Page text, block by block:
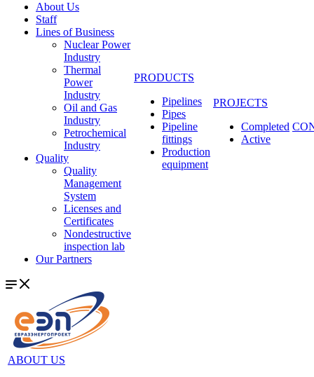
About Us
Staff
Lines of Business
Nuclear Power
Industry
Thermal
Power
Industry
Oil and Gas
Industry
Petrochemical
Industry
Quality
Quality
Management
System
Licenses and
Certificates
Nondestructive
inspection lab
Our Partners
PRODUCTS
Pipelines
Pipes
Pipeline
fittings
Production
equipment
PROJECTS
Completed
Active
ABOUT US